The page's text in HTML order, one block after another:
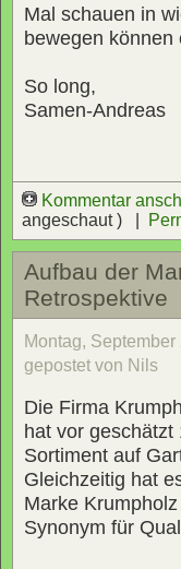
Mal schauen in
bewegen können
So long,
Samen-Andreas
Kommentar
angeschaut ) |
Aufbau der
Retrospektive
Montag,
gepostet von Nils
Die Firma
hat vor
Sortiment auf
Gleichzeitig hat
Marke
Synonym für